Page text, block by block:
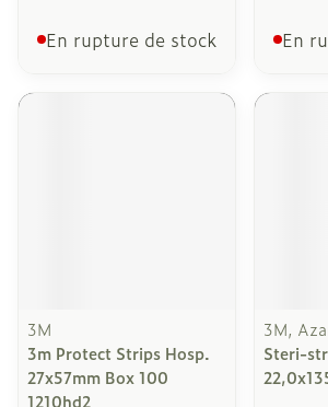
En rupture de stock En
3M
3m Protect Strips Hosp.
27x57mm Box 100
1210hd2
3M,
Steri-